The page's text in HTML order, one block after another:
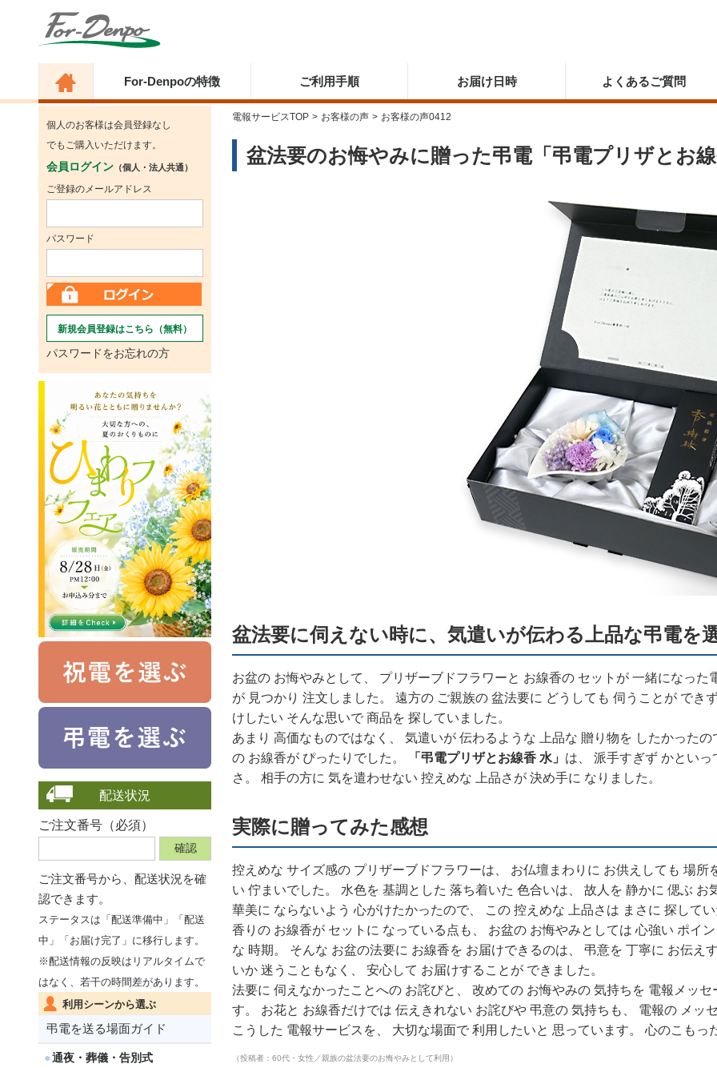
For-Denpoの特徴 ご利用手順 お届け日時 よくあるご質問
個人のお客様は会員登録なし
でもご購入いただけます。
会員ログイン （個人・法人共通）
ご登録のメールアドレス
パスワード
新規会員登録はこちら（無料）
パスワードをお忘れの方
配送状況
ご注文番号（必須）
ご注文番号から、 配送状況を確
認できます。
ステータスは「配送準備中」「配送
中」「お届け完了」に移行します。
※配送情報の反映はリアルタイムで
はなく、若干の時間差があります。
利用シーンから選ぶ
弔電を送る場面ガイド
通夜・葬儀・告別式
電報サービスTOP > お客様の声 > お客様の声0412
盆法要のお悔やみに贈った弔電「弔電プリザとお
盆法要に伺えない時に、気遣いが伝わる上品な弔電を
お盆の お悔やみとして、 プリザーブドフラワーと お線香の セットが 一緒になっ
が 見つかり 注文しました。 遠方の ご親族の 盆法要に どうしても 伺うことが でき
けしたい そんな思いで 商品を 探していました。
あまり 高価なものではなく、 気遣いが 伝わるような 上品な 贈り物を したかった
の お線香が ぴったりでした。
「弔電プリザとお線香 水」 は、 派手すぎず かとい
さ。 相手の方に 気を遣わせない 控えめな 上品さが 決め手に なりました。
実際に贈ってみた感想
控えめな サイズ感の プリザーブドフラワーは、 お仏壇まわりに お供えしても 場
い 佇まいでした。 水色を 基調とした 落ち着いた 色合いは、 故人を 静かに 偲ぶ
華美に ならないよう 心がけたかったので、 この 控えめな 上品さは まさに 探してい
香りの お線香が セットに なっている点も、 お盆の お悔やみとしては 心強い ポイ
な 時期。 そんな お盆の法要に お線香を お届けできるのは、 弔意を 丁寧に お伝え
いか 迷うこともなく、 安心して お届けすることが できました。
法要に 伺えなかったことへの お詫びと、 改めての お悔やみの 気持ちを 電報メッ
す。 お花と お線香だけでは 伝えきれない お詫びや 弔意の 気持ちも、 電報の メッ
こうした 電報サービスを、 大切な場面で 利用したいと 思っています。 心のこもっ
（投稿者：60代・女性／親族の盆法要のお悔やみとして利用）